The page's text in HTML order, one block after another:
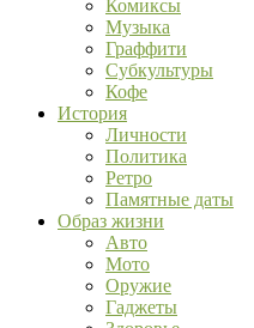
Комиксы
Музыка
Граффити
Субкультуры
Кофе
История
Личности
Политика
Ретро
Памятные даты
Образ жизни
Авто
Мото
Оружие
Гаджеты